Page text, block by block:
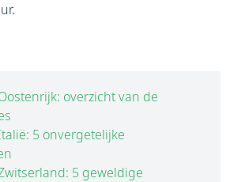
overzicht van de
5 onvergetelijke
5 geweldige